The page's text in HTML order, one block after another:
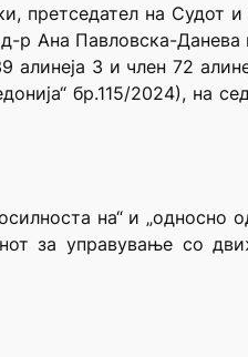
претседател на Судот
р Ана Павловска-
3 и член 72
бр.115/2024), на
на“ и „односно
за управување со